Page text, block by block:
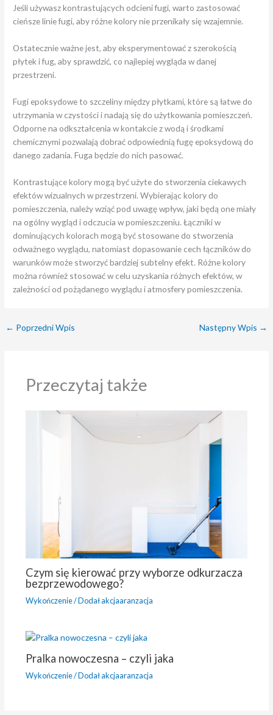
Jeśli używasz kontrastujących odcieni fugi, warto zastosować
cieńsze linie fugi, aby różne kolory nie przenikały się wzajemnie.
Ostatecznie ważne jest, aby eksperymentować z szerokością
płytek i fug, aby sprawdzić, co najlepiej wygląda w danej
przestrzeni.
Fugi epoksydowe to szczeliny między płytkami, które są łatwe do
utrzymania w czystości i nadają się do użytkowania pomieszczeń.
Odporne na odkształcenia w kontakcie z wodą i środkami
chemicznymi pozwalają dobrać odpowiednią fugę epoksydową do
danego zadania. Fuga będzie do nich pasować.
Kontrastujące kolory mogą być użyte do stworzenia ciekawych
efektów wizualnych w przestrzeni. Wybierając kolory do
pomieszczenia, należy wziąć pod uwagę wpływ, jaki będą one miały
na ogólny wygląd i odczucia w pomieszczeniu. Łączniki w
dominujących kolorach mogą być stosowane do stworzenia
odważnego wyglądu, natomiast dopasowanie cech łączników do
warunków może stworzyć bardziej subtelny efekt. Różne kolory
można również stosować w celu uzyskania różnych efektów, w
zależności od pożądanego wyglądu i atmosfery pomieszczenia.
← Poprzedni Wpis Następny Wpis →
Przeczytaj także
Czym się kierować przy wyborze odkurzacza
bezprzewodowego?
Wykończenie/ Dodałakcjaaranzacja
Pralka nowoczesna – czyli jaka
Wykończenie/ Dodałakcjaaranzacja